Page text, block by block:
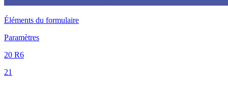
Éléments du formulaire
Paramètres
20 R6
21